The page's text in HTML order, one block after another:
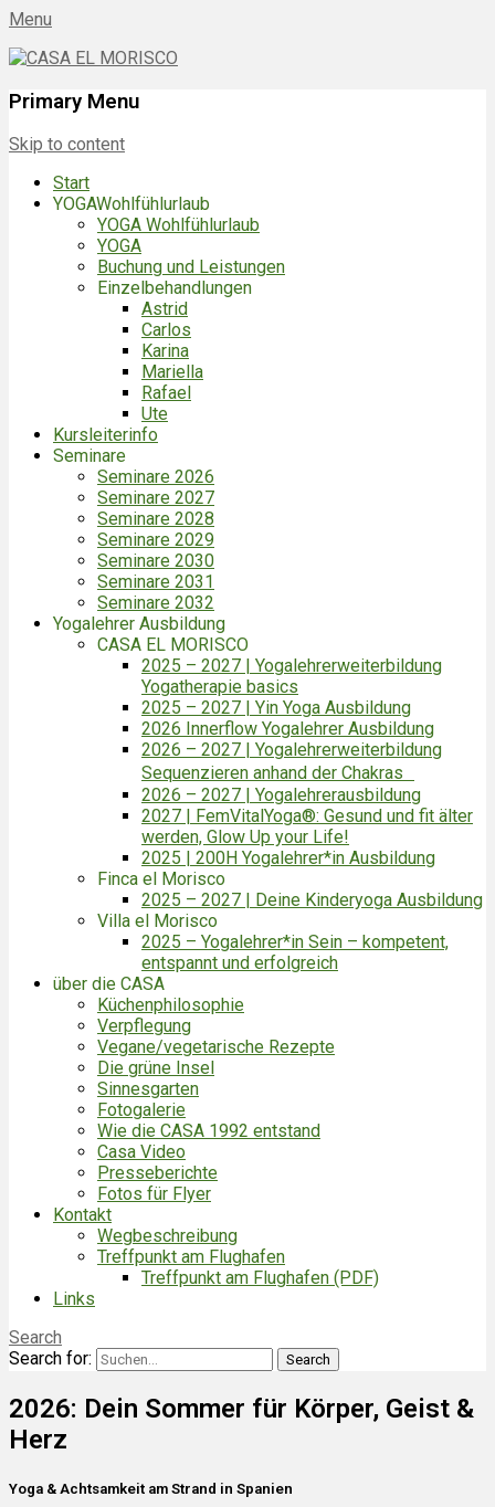
Menu
CASA EL MORISCO
Primary Menu
Skip to content
Start
YOGAWohlfühlurlaub
YOGA Wohlfühlurlaub
YOGA
Buchung und Leistungen
Einzelbehandlungen
Astrid
Carlos
Karina
Mariella
Rafael
Ute
Kursleiterinfo
Seminare
Seminare 2026
Seminare 2027
Seminare 2028
Seminare 2029
Seminare 2030
Seminare 2031
Seminare 2032
Yogalehrer Ausbildung
CASA EL MORISCO
2025 – 2027 | Yogalehrerweiterbildung
Yogatherapie basics
2025 – 2027 | Yin Yoga Ausbildung
2026 Innerflow Yogalehrer Ausbildung
2026 – 2027 | Yogalehrerweiterbildung
Sequenzieren anhand der Chakras
2026 – 2027 | Yogalehrerausbildung
2027 | FemVitalYoga®: Gesund und fit älter
werden, Glow Up your Life!
2025 | 200H Yogalehrer*in Ausbildung
Finca el Morisco
2025 – 2027 | Deine Kinderyoga Ausbildung
Villa el Morisco
2025 – Yogalehrer*in Sein – kompetent,
entspannt und erfolgreich
über die CASA
Küchenphilosophie
Verpflegung
Vegane/vegetarische Rezepte
Die grüne Insel
Sinnesgarten
Fotogalerie
Wie die CASA 1992 entstand
Casa Video
Presseberichte
Fotos für Flyer
Kontakt
Wegbeschreibung
Treffpunkt am Flughafen
Treffpunkt am Flughafen (PDF)
Links
Search
Search for:
2026: Dein Sommer für Körper, Geist &
Herz
Yoga & Achtsamkeit am Strand in Spanien